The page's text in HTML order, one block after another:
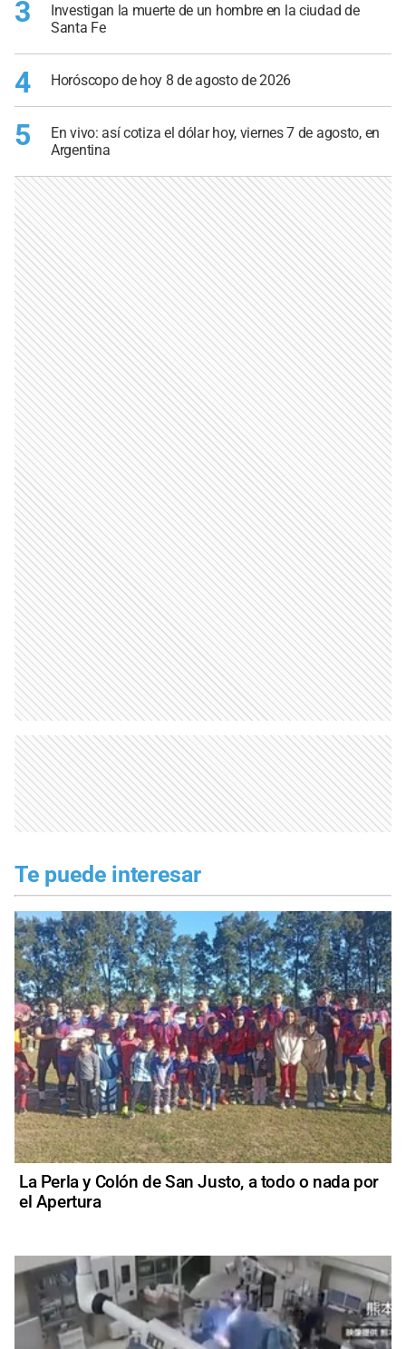
3
Investigan la muerte de un hombre en la ciudad de
Santa Fe
4 Horóscopo de hoy 8 de agosto de 2026
5
En vivo: así cotiza el dólar hoy, viernes 7 de agosto, en
Argentina
Te puede interesar
La Perla y Colón de San Justo, a todo o nada por
el Apertura